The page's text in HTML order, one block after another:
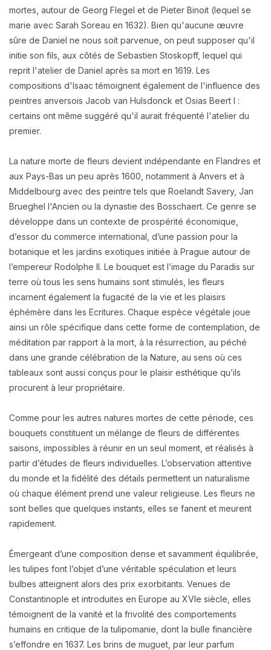
mortes, autour de Georg Flegel et de Pieter Binoit (lequel se
marie avec Sarah Soreau en 1632). Bien qu'aucune œuvre
sûre de Daniel ne nous soit parvenue, on peut supposer qu'il
initie son fils, aux côtés de Sebastien Stoskopff, lequel qui
reprit l'atelier de Daniel après sa mort en 1619. Les
compositions d'Isaac témoignent également de l'influence des
peintres anversois Jacob van Hulsdonck et Osias Beert I :
certains ont même suggéré qu'il aurait fréquenté l'atelier du
premier.
La nature morte de fleurs devient indépendante en Flandres et
aux Pays-Bas un peu après 1600, notamment à Anvers et à
Middelbourg avec des peintre tels que Roelandt Savery, Jan
Brueghel l'Ancien ou la dynastie des Bosschaert. Ce genre se
développe dans un contexte de prospérité économique,
d’essor du commerce international, d’une passion pour la
botanique et les jardins exotiques initiée à Prague autour de
l’empereur Rodolphe II. Le bouquet est l’image du Paradis sur
terre où tous les sens humains sont stimulés, les fleurs
incarnent également la fugacité de la vie et les plaisirs
éphémère dans les Ecritures. Chaque espèce végétale joue
ainsi un rôle spécifique dans cette forme de contemplation, de
méditation par rapport à la mort, à la résurrection, au péché
dans une grande célébration de la Nature, au sens où ces
tableaux sont aussi conçus pour le plaisir esthétique qu’ils
procurent à leur propriétaire.
Comme pour les autres natures mortes de cette période, ces
bouquets constituent un mélange de fleurs de différentes
saisons, impossibles à réunir en un seul moment, et réalisés à
partir d’études de fleurs individuelles. L’observation attentive
du monde et la fidélité des détails permettent un naturalisme
où chaque élément prend une valeur religieuse. Les fleurs ne
sont belles que quelques instants, elles se fanent et meurent
rapidement.
Émergeant d’une composition dense et savamment équilibrée,
les tulipes font l’objet d’une véritable spéculation et leurs
bulbes atteignent alors des prix exorbitants. Venues de
Constantinople et introduites en Europe au XVIe siècle, elles
témoignent de la vanité et la frivolité des comportements
humains en critique de la tulipomanie, dont la bulle financière
s’effondre en 1637. Les brins de muguet, par leur parfum